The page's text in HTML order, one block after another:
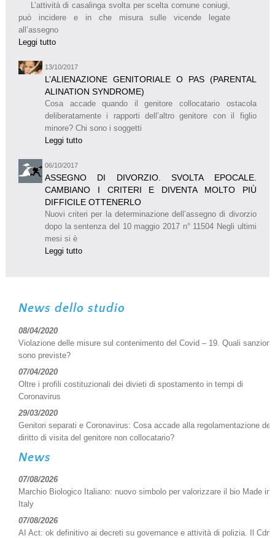
L’attività di casalinga svolta per scelta comune coniugi,
può incidere e in che misura sulle vicende legate
all’assegno
Leggi tutto
13/10/2017
L’ALIENAZIONE GENITORIALE O PAS (PARENTAL
ALINATION SYNDROME)
Cosa accade quando il genitore collocatario ostacola
deliberatamente i rapporti dell’altro genitore con il figlio
minore? Chi sono i soggetti
Leggi tutto
06/10/2017
ASSEGNO DI DIVORZIO. SVOLTA EPOCALE.
CAMBIANO I CRITERI E DIVENTA MOLTO PIÙ
DIFFICILE OTTENERLO
Nuovi criteri per la determinazione dell’assegno di divorzio
dopo la sentenza del 10 maggio 2017 n° 11504 Negli ultimi
mesi si è
Leggi tutto
News dello studio
08/04/2020
Violazione delle misure sul contenimento del Covid – 19. Quali sanzioni
sono previste?
07/04/2020
Oltre i profili costituzionali dei divieti di spostamento in tempi di
Coronavirus
29/03/2020
Genitori separati e Coronavirus: Cosa accade alla regolamentazione del
diritto di visita del genitore non collocatario?
News
07/08/2026
Marchio Biologico Italiano: nuovo simbolo per valorizzare il bio Made in
Italy
07/08/2026
AI Act: ok definitivo ai decreti su governance e attività di polizia. Il Cdm